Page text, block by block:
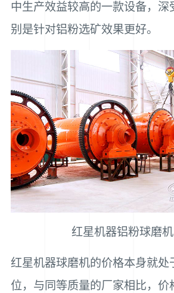
中生产效益较高的一款设备，深
别是针对铝粉选矿效果更好。
红星机器铝粉球磨机
红星机器球磨机的价格本身就处
位，与同等质量的厂家相比，价